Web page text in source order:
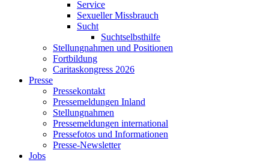
Service
Sexueller Missbrauch
Sucht
Suchtselbsthilfe
Stellungnahmen und Positionen
Fortbildung
Caritaskongress 2026
Presse
Pressekontakt
Pressemeldungen Inland
Stellungnahmen
Pressemeldungen international
Pressefotos und Informationen
Presse-Newsletter
Jobs